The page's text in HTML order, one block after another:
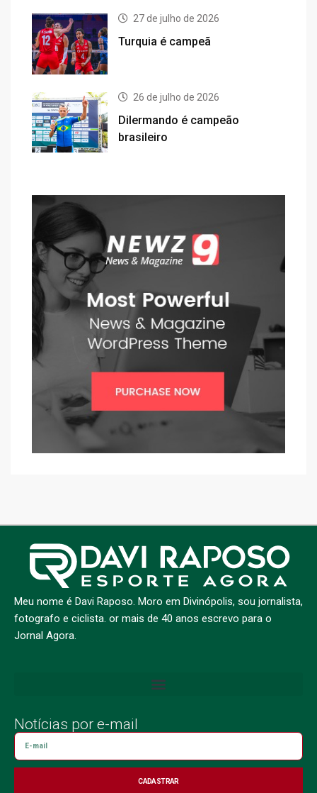
27 de julho de 2026
Turquia é campeã
26 de julho de 2026
Dilermando é campeão
brasileiro
Meu nome é Davi Raposo. Moro em Divinópolis, sou jornalista,
fotografo e ciclista. or mais de 40 anos escrevo para o
Jornal Agora.
Notícias por e-mail
CADASTRAR